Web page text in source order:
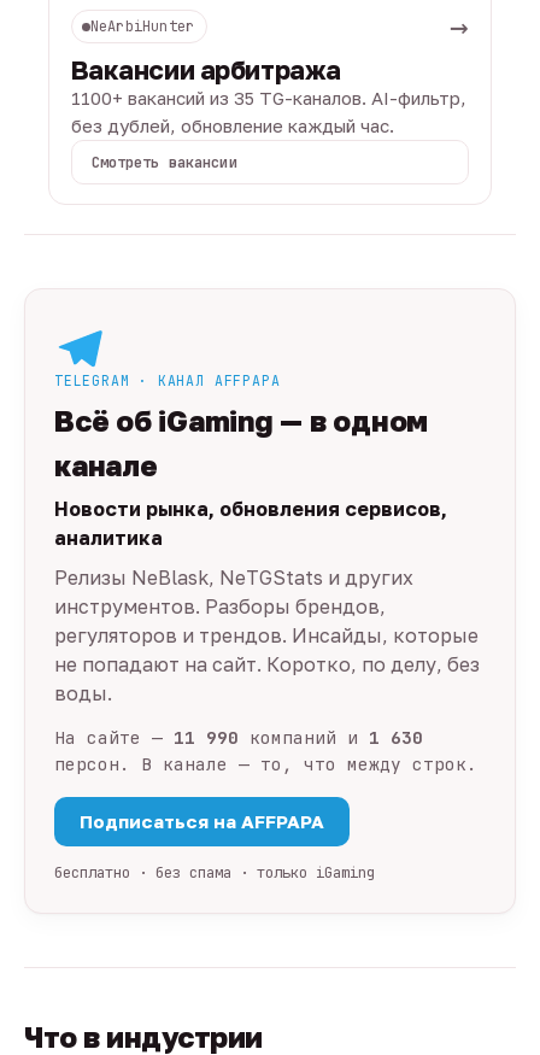
NeArbiHunter →
Вакансии арбитража
1100+ вакансий из 35 TG-каналов. AI-фильтр,
без дублей, обновление каждый час.
Смотреть вакансии
TELEGRAM · КАНАЛ AFFPAPA
Всё об iGaming — в одном
канале
Новости рынка, обновления сервисов,
аналитика
Релизы NeBlask, NeTGStats и других
инструментов. Разборы брендов,
регуляторов и трендов. Инсайды, которые
не попадают на сайт. Коротко, по делу, без
воды.
На сайте — 11 990 компаний и 1 630
персон. В канале — то, что между строк.
Подписаться на AFFPAPA
бесплатно · без спама · только iGaming
Что в индустрии